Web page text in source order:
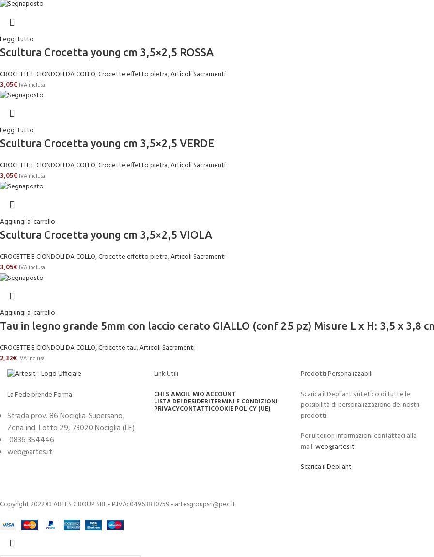
Leggi tutto
Scultura Crocetta young cm 3,5×2,5 ROSSA
CROCETTE E CIONDOLI DA COLLO,Crocette effetto pietra,Articoli Sacramenti
3,05€ IVA inclusa
Leggi tutto
Scultura Crocetta young cm 3,5×2,5 VERDE
CROCETTE E CIONDOLI DA COLLO,Crocette effetto pietra,Articoli Sacramenti
3,05€ IVA inclusa
Aggiungi al carrello
Scultura Crocetta young cm 3,5×2,5 VIOLA
CROCETTE E CIONDOLI DA COLLO,Crocette effetto pietra,Articoli Sacramenti
3,05€ IVA inclusa
Aggiungi al carrello
Tau in legno grande 5mm con laccio cerato GIALLO (conf 25 pz) Misure L x H: 3,5 x 3,8
CROCETTE E CIONDOLI DA COLLO,Crocette tau,Articoli Sacramenti
2,32€ IVA inclusa
La Fede prende Forma
Strada prov. 86 Nociglia-Supersano,
Zona ind. Lotto 29, 73020 Nociglia (LE)
0836 354446
web@artes.it
Link Utili
CHI SIAMOIL MIO ACCOUNT
LISTA DEI DESIDERITERMINI E CONDIZIONI
PRIVACYCONTATTICOOKIE POLICY (UE)
Prodotti Personalizzabili
Scarica il Depliant sintetico di tutte le
possibilità di personalizzazione dei nostri
prodotti.
Per ulteriori informazioni contattaci alla
mail:web@artes.it
Scarica il Depliant
Copyright 2022 © ARTES GROUP SRL - P.IVA: 04963830759 - artesgroupsrl@pec.it